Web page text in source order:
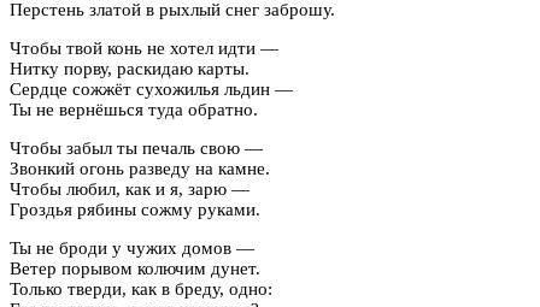
Перстень златой в рыхлый снег заброшу.
Чтобы твой конь не хотел идти —
Нитку порву, раскидаю карты.
Сердце сожжёт сухожилья льдин —
Ты не вернёшься туда обратно.
Чтобы забыл ты печаль свою —
Звонкий огонь разведу на камне.
Чтобы любил, как и я, зарю —
Гроздья рябины сожму руками.
Ты не броди у чужих домов —
Ветер порывом колючим дунет.
Только тверди, как в бреду, одно: